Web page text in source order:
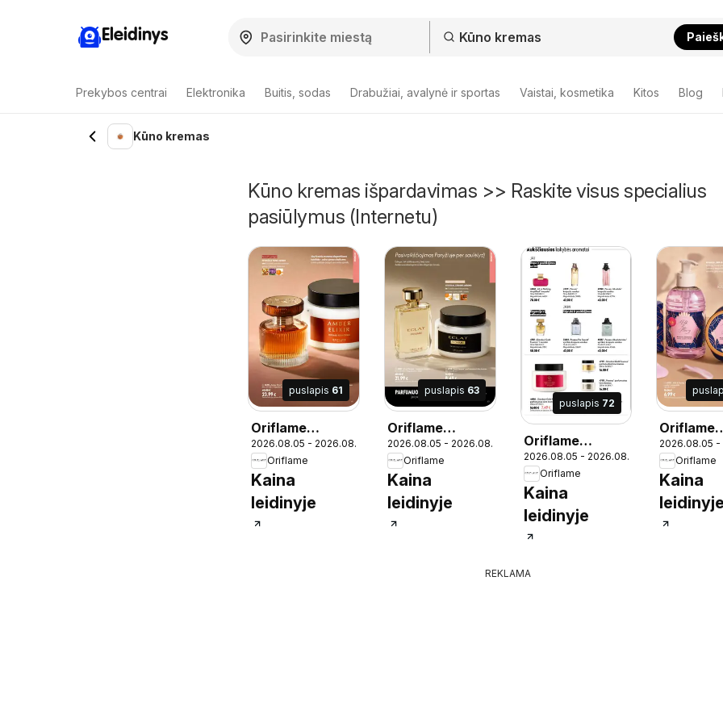
Eleidinys
Prekybos centrai Elektronika Buitis, sodas Drabužiai, avalynė ir sportas Vaistai, kosmetika Kitos Blog
Kūno kremas
Kūno kremas išpardavimas >> Raskite visus specialius
pasiūlymus (Internetu)
puslapis 61
Oriflame
katalogas 11
2026
2026.08.05 - 2026.08.25
Oriflame
Kaina
leidinyje
puslapis 63
Oriflame
katalogas 11
2026
2026.08.05 - 2026.08.25
Oriflame
Kaina
leidinyje
puslapis 72
Oriflame
katalogas 11
2026
2026.08.05 - 2026.08.25
Oriflame
Kaina
leidinyje
Oriflame
katalogas
2026
2026.08.05 -
Oriflame
Kaina
leidinyje
REKLAMA